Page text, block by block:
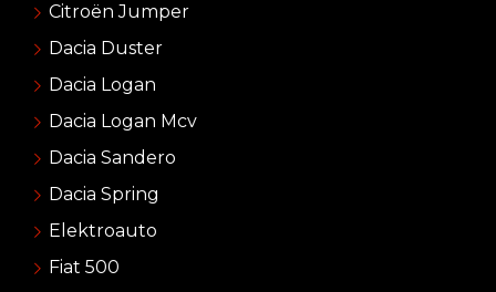
Citroën Jumper
Dacia Duster
Dacia Logan
Dacia Logan Mcv
Dacia Sandero
Dacia Spring
Elektroauto
Fiat 500